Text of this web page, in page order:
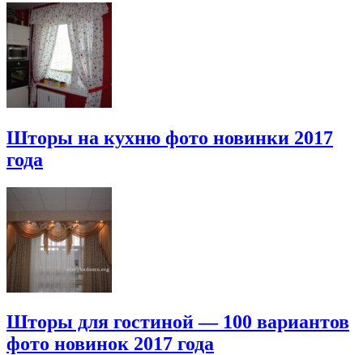
Шторы на кухню фото новинки 2017
года
Шторы для гостиной — 100 вариантов
фото новинок 2017 года